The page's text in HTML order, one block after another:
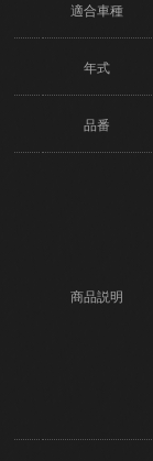
適合車種
年式
品番
商品説明